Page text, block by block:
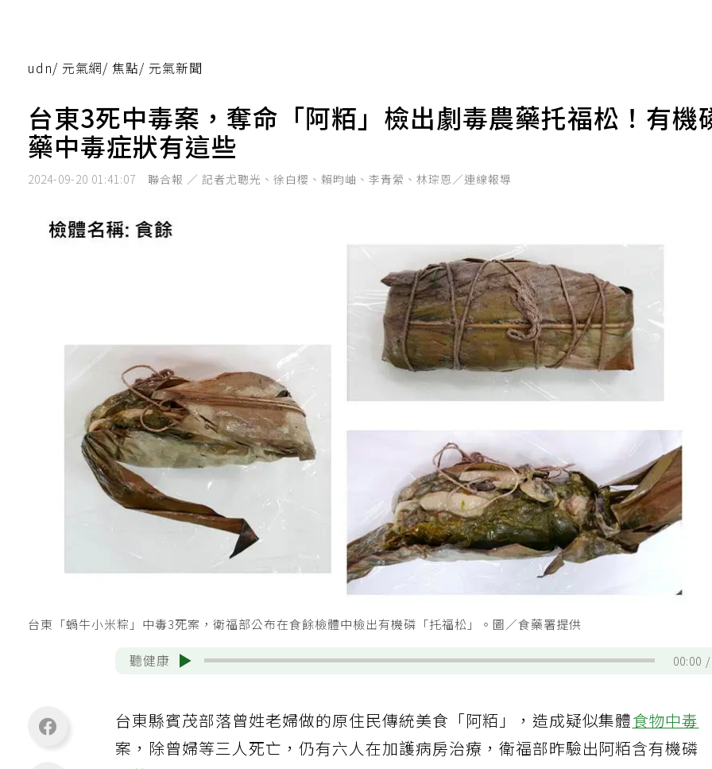
udn/ 元氣網/ 焦點/ 元氣新聞
台東3死中毒案，奪命「阿粨」檢出劇毒農藥托福松！有機
藥中毒症狀有這些
2024-09-20 01:41:07 聯合報 ／ 記者尤聰光、徐白櫻、賴昀岫、李青縈、林琮恩／連線報導
台東「蝸牛小米粽」中毒3死案，衛福部公布在食餘檢體中檢出有機磷「托福松」。圖／食藥署提供
聽健康 00:00
台東縣賓茂部落曾姓老婦做的原住民傳統美食「阿粨」，造成疑似集體食物中毒
案，除曾婦等三人死亡，仍有六人在加護病房治療，衛福部昨驗出阿粨含有機磷